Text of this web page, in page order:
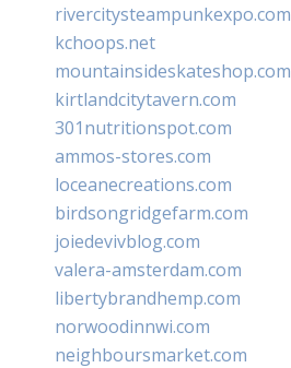
rivercitysteampunkexpo.com
kchoops.net
mountainsideskateshop.com
kirtlandcitytavern.com
301nutritionspot.com
ammos-stores.com
loceanecreations.com
birdsongridgefarm.com
joiedevivblog.com
valera-amsterdam.com
libertybrandhemp.com
norwoodinnwi.com
neighboursmarket.com